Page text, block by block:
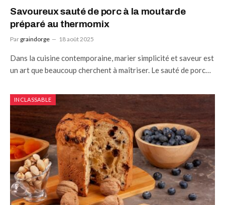
Savoureux sauté de porc à la moutarde
préparé au thermomix
Par graindorge 18 août 2025
Dans la cuisine contemporaine, marier simplicité et saveur est
un art que beaucoup cherchent à maîtriser. Le sauté de porc…
INCLASSABLE